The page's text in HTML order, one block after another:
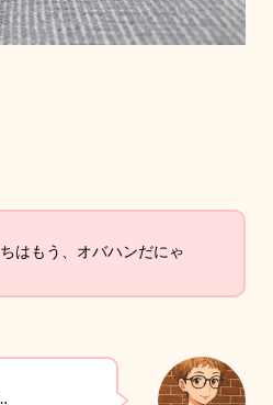
はもう、オバハンだにゃ